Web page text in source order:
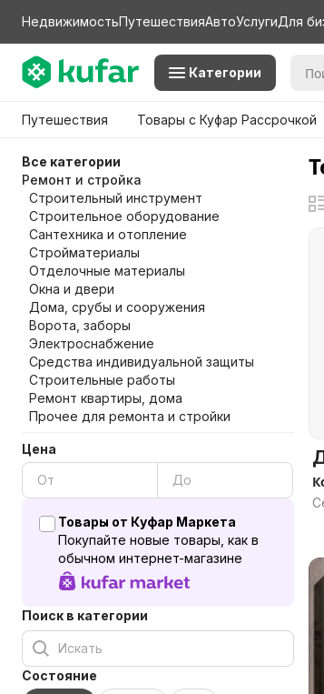
НедвижимостьПутешествияАвтоУслугиДля
Категории
Путешествия Товары с Куфар Рассрочкой
Все категории
Ремонт и стройка
Строительный инструмент
Строительное оборудование
Сантехника и отопление
Стройматериалы
Отделочные материалы
Окна и двери
Дома, срубы и сооружения
Ворота, заборы
Электроснабжение
Средства индивидуальной защиты
Строительные работы
Ремонт квартиры, дома
Прочее для ремонта и стройки
Цена
Товары от Куфар Маркета
Покупайте новые товары, как в
обычном интернет-магазине
Поиск в категории
Состояние